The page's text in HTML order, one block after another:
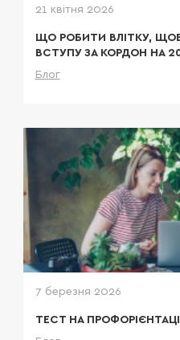
21 квітня 2026
ЩО РОБИТИ ВЛІТКУ,
ВСТУПУ ЗА КОРДОН НА
Блог
7 березня 2026
ТЕСТ НА